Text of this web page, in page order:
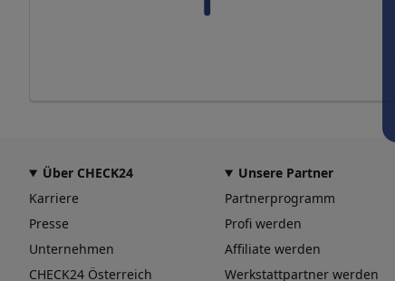
Über CHECK24
Karriere
Presse
Unternehmen
CHECK24 Österreich
Unsere Partner
Partnerprogramm
Profi werden
Affiliate werden
Werkstattpartner werden